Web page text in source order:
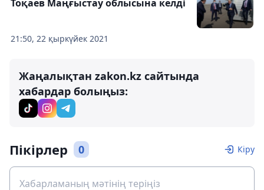
21:50, 22 қыркүйек 2021
Тоқаев Маңғыстау облысына келді
Жаңалықтан zakon.kz сайтында
хабардар болыңыз:
Пікірлер 0 Кіру